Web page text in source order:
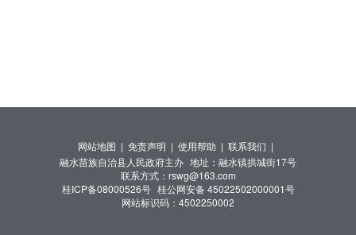
网站地图 | 免责声明 | 使用帮助 | 联系我们 |
融水苗族自治县人民政府主办 地址：融水镇拱城街17号
联系方式：rswg@163.com
桂ICP备08000526号 桂公网安备 45022502000001号
网站标识码：4502250002